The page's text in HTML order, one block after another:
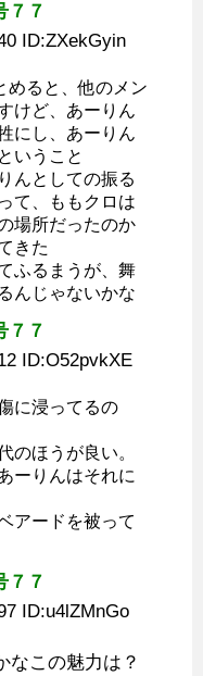
７７
ID:ZXekGyin
めると、他のメン
けど、あーりん
にし、あーりん
いうこと
んとしての振る
て、ももクロは
場所だったのか
きた
ふるまうが、舞
んじゃないかな
７７
ID:O52pvkXE
に浸ってるの
のほうが良い。
ーりんはそれに
アードを被って
７７
ID:u4lZMnGo
なこの魅力は？